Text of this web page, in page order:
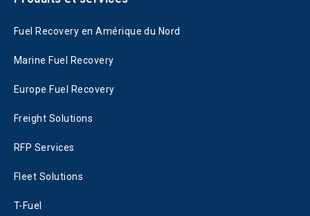
Fuel Recovery en Amérique du Nord
Marine Fuel Recovery
Europe Fuel Recovery
Freight Solutions
RFP Services
Fleet Solutions
T-Fuel